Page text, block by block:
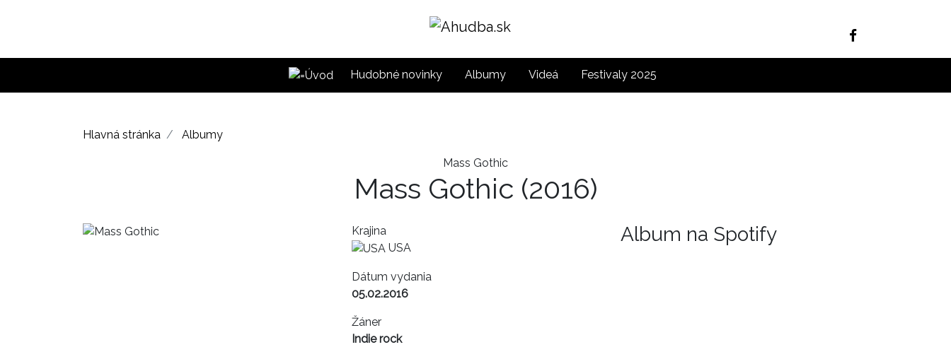
Hudobné novinky Albumy Videá Festivaly 2025
Hlavná stránka Albumy
Mass Gothic
Mass Gothic (2016)
Krajina
USA
Dátum vydania
05.02.2016
Žáner
Indie rock
Album na Spotify